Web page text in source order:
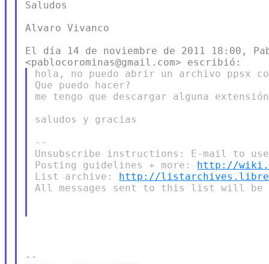
Saludos
Alvaro Vivanco
El día 14 de noviembre de 2011 18:00,
hola, no puedo abrir un archivo ppsx
Que puedo hacer?
me tengo que descargar alguna
saludos y gracias
--
Unsubscribe instructions: E-mail to
Posting guidelines + more: http://
List archive: http://
All messages sent to this list will be
--